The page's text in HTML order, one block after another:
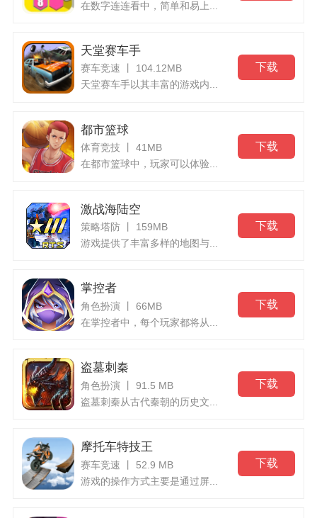
在数字连连看中，简单和易上...
天堂赛车手
赛车竞速 丨 104.12MB
天堂赛车手以其丰富的游戏内...
下载
都市篮球
体育竞技 丨 41MB
在都市篮球中，玩家可以体验...
下载
激战海陆空
策略塔防 丨 159MB
游戏提供了丰富多样的地图与...
下载
掌控者
角色扮演 丨 66MB
在掌控者中，每个玩家都将从...
下载
盗墓刺秦
角色扮演 丨 91.5 MB
盗墓刺秦从古代秦朝的历史文...
下载
摩托车特技王
赛车竞速 丨 52.9 MB
游戏的操作方式主要是通过屏...
下载